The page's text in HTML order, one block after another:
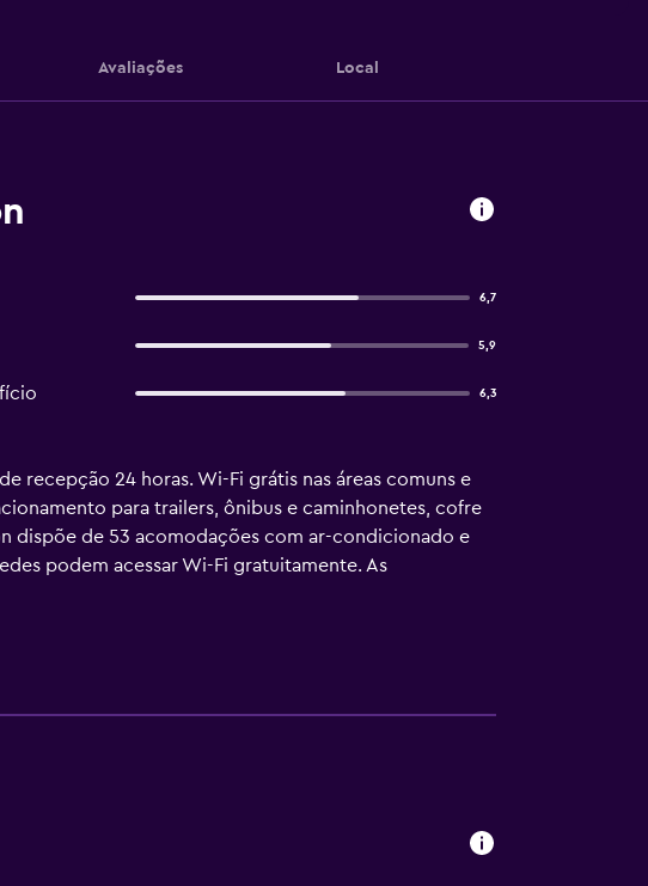
Avaliações Local
6,7
5,9
6,3
recepção 24 horas. Wi-Fi grátis nas áreas comuns e
para trailers, ônibus e caminhonetes, cofre
dispõe de 53 acomodações com ar-condicionado e
podem acessar Wi-Fi gratuitamente. As
estão disponíveis (restrições podem ser aplicadas).
estão disponíveis na propriedade ou perto dele, e